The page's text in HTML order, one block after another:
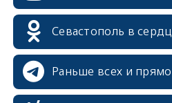
Севастополь в
Раньше всех и